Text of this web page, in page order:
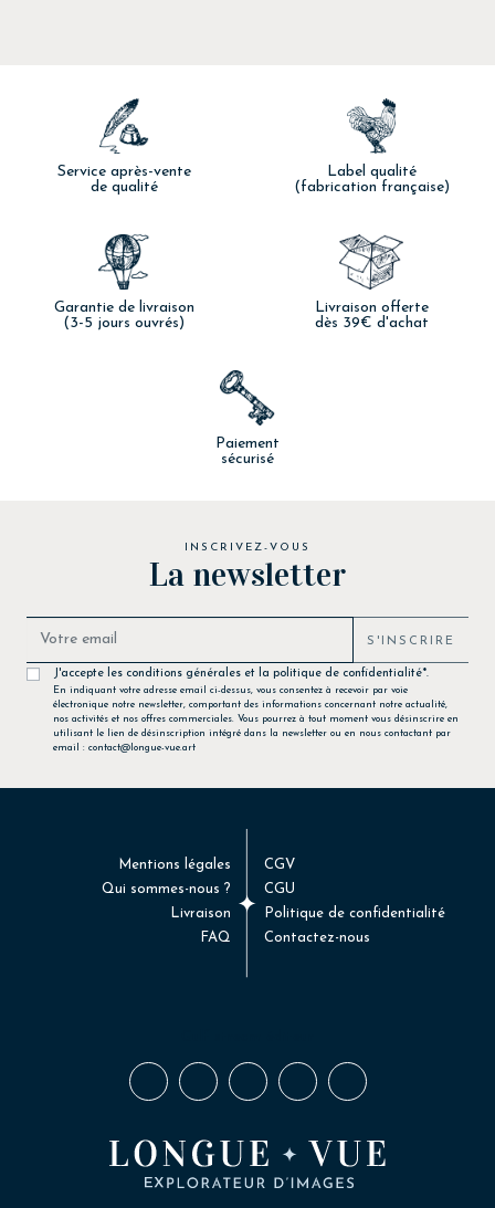
Service après-vente
de qualité
Label qualité
(fabrication française)
Garantie de livraison
(3-5 jours ouvrés)
Livraison offerte
dès 39€ d'achat
Paiement
sécurisé
INSCRIVEZ-VOUS
La newsletter
S'INSCRIRE
J'accepte les conditions générales et la politique de confidentialité*.
En indiquant votre adresse email ci-dessus, vous consentez à recevoir par voie
électronique notre newsletter, comportant des informations concernant notre actualité,
nos activités et nos offres commerciales. Vous pourrez à tout moment vous désinscrire en
utilisant le lien de désinscription intégré dans la newsletter ou en nous contactant par
email : contact@longue-vue.art
Mentions légales
Qui sommes-nous ?
Livraison
FAQ
CGV
CGU
Politique de confidentialité
Contactez-nous